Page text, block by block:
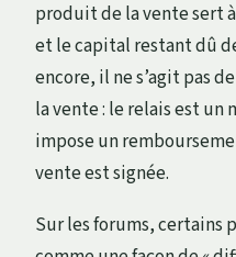
produit de la vente sert
et le capital restant dû
encore, il ne s’agit pas
la vente : le relais est
impose un
vente est signée.
Sur les forums, certains